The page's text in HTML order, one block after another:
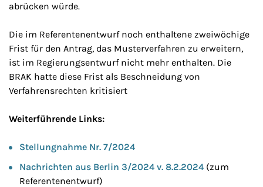
abrücken würde.
Die im Referentenentwurf noch enthaltene zweiwöchige
Frist für den Antrag, das Musterverfahren zu erweitern,
ist im Regierungsentwurf nicht mehr enthalten. Die
BRAK hatte diese Frist als Beschneidung von
Verfahrensrechten kritisiert
Weiterführende Links:
Stellungnahme Nr. 7/2024
Nachrichten aus Berlin 3/2024 v. 8.2.2024 (zum
Referentenentwurf)